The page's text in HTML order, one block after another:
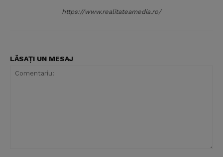
https://www.realitateamedia.ro/
LĂSAȚI UN MESAJ